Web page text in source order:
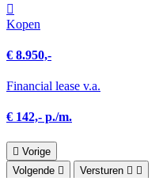
Kopen
€ 8.950,-
Financial lease v.a.
€ 142,- p./m.
Vorige
Volgende
Versturen